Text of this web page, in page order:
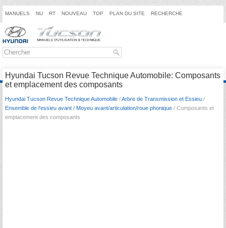
MANUELS NU RT NOUVEAU TOP PLAN DU SITE RECHERCHE
Hyundai Tucson Revue Technique Automobile: Composants
et emplacement des composants
Hyundai Tucson Revue Technique Automobile /Arbre de Transmission et Essieu /
Ensemble de l′essieu avant / Moyeu avant/articulation/roue phonique / Composants et
emplacement des composants